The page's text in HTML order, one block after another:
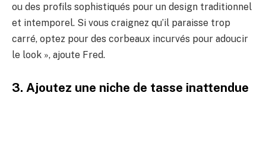
ou des profils sophistiqués pour un design traditionnel
et intemporel. Si vous craignez qu’il paraisse trop
carré, optez pour des corbeaux incurvés pour adoucir
le look », ajoute Fred.
3. Ajoutez une niche de tasse inattendue